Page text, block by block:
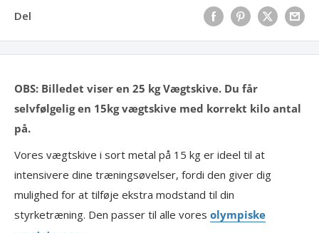
Del
OBS: Billedet viser en 25 kg Vægtskive. Du får
selvfølgelig en 15kg vægtskive med korrekt kilo antal
på.
Vores vægtskive i sort metal på 15 kg er ideel til at
intensivere dine træningsøvelser, fordi den giver dig
mulighed for at tilføje ekstra modstand til din
styrketræning. Den passer til alle vores olympiske